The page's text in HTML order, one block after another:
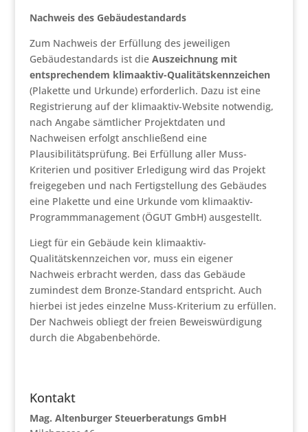
Nachweis des Gebäudestandards
Zum Nachweis der Erfüllung des jeweiligen
Gebäudestandards ist die Auszeichnung mit
entsprechendem klimaaktiv-Qualitätskennzeichen
(Plakette und Urkunde) erforderlich. Dazu ist eine
Registrierung auf der klimaaktiv-Website notwendig,
nach Angabe sämtlicher Projektdaten und
Nachweisen erfolgt anschließend eine
Plausibilitätsprüfung. Bei Erfüllung aller Muss-
Kriterien und positiver Erledigung wird das Projekt
freigegeben und nach Fertigstellung des Gebäudes
eine Plakette und eine Urkunde vom klimaaktiv-
Programmmanagement (ÖGUT GmbH) ausgestellt.
Liegt für ein Gebäude kein klimaaktiv-
Qualitätskennzeichen vor, muss ein eigener
Nachweis erbracht werden, dass das Gebäude
zumindest dem Bronze-Standard entspricht. Auch
hierbei ist jedes einzelne Muss-Kriterium zu erfüllen.
Der Nachweis obliegt der freien Beweiswürdigung
durch die Abgabenbehörde.
Kontakt
Mag. Altenburger Steuerberatungs GmbH